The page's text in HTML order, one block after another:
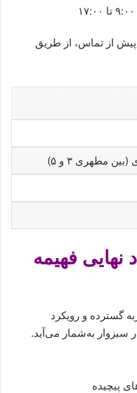
از تماس، از طریق
مطهری ۳ و ۵)
نهایی فهیمه
گسترده و رویکرد
سبزوار به‌شمار می‌آید.
پیچیده